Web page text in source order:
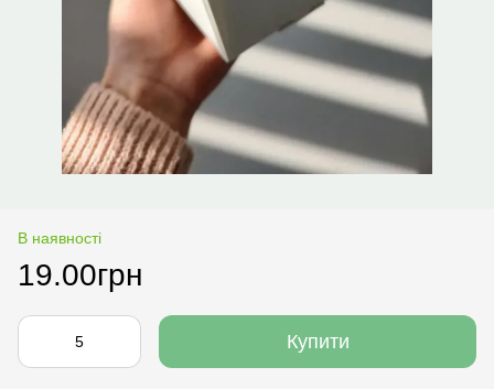
В наявності
19.00грн
Купити